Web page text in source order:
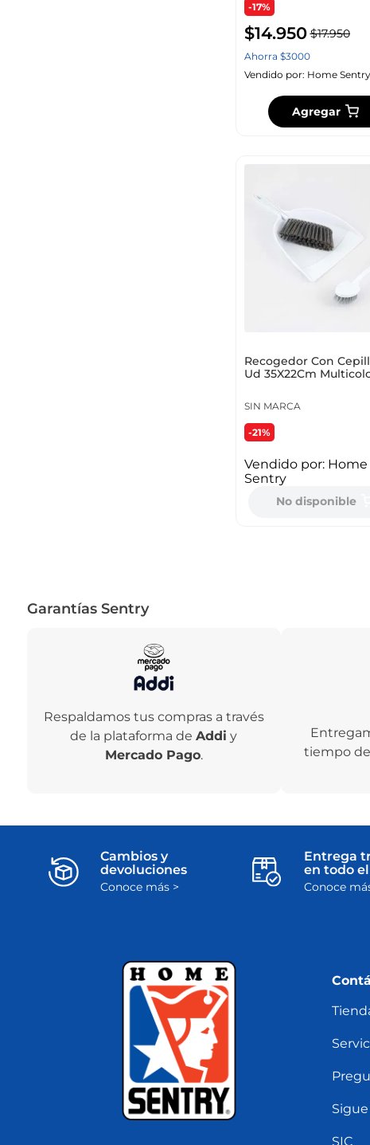
-17%
$14.950 $17.950
Ahorra $3000
Vendido por: Home Sentry
Agregar
Recogedor Con
Ud 35X22Cm
SIN MARCA
-21%
Vendido por: Home
Sentry
No disponible
Garantías Sentry
Respaldamos tus compras a través
de la plataforma deAddi y
Mercado Pago.
tiempo
Cambios y
devoluciones
Conoce más >
Entrega
en todo
Conoce
SIC